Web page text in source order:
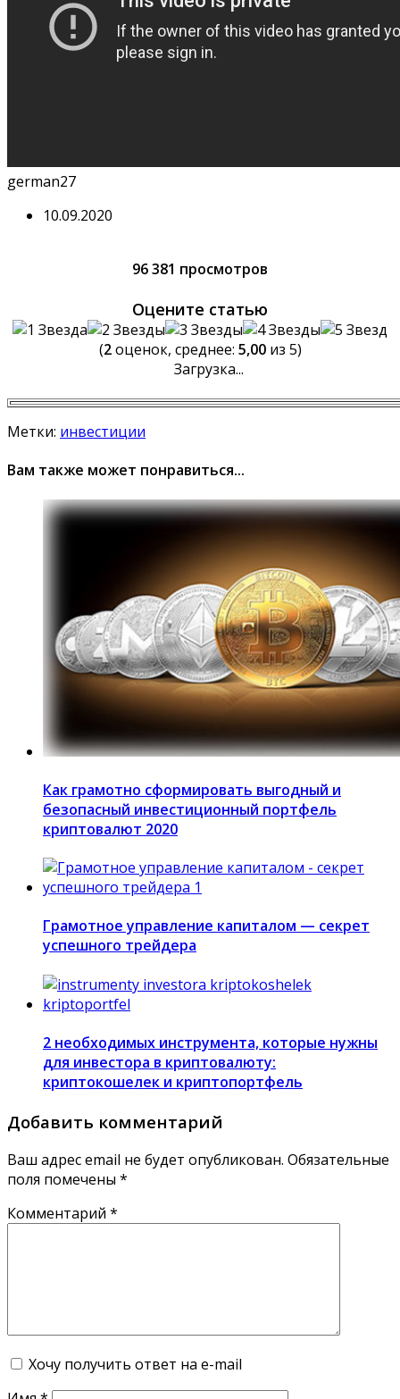
german27
10.09.2020
96 381 просмотров
Оцените статью
(2оценок, среднее: 5,00из 5)
Загрузка...
Метки: инвестиции
Вам также может понравиться...
Как грамотно сформировать выгодный и
безопасный инвестиционный портфель
криптовалют 2020
Грамотное управление капиталом — секрет
успешного трейдера
2 необходимых инструмента, которые нужны
для инвестора в криптовалюту:
криптокошелек и криптопортфель
Добавить комментарий
Ваш адрес email не будет опубликован. Обязательные
поля помечены *
Комментарий *
Хочу получить ответ на e-mail